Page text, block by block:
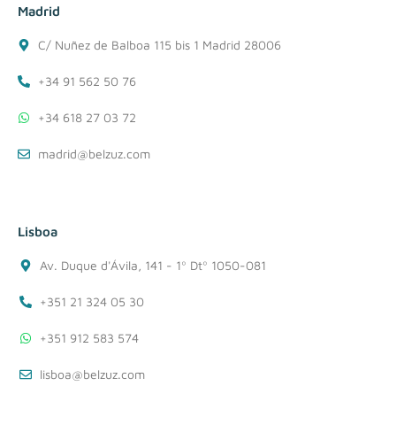
Madrid
C/ Nuñez de Balboa 115 bis 1 Madrid 28006
+34 91 562 50 76
+34 618 27 03 72
madrid@belzuz.com
Lisboa
Av. Duque d'Ávila, 141 - 1º Dtº 1050-081
+351 21 324 05 30
+351 912 583 574
lisboa@belzuz.com